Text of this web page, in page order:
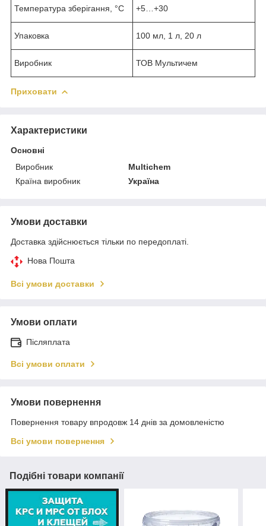
Температура зберігання, °С +5…+30
Упаковка 100 мл, 1 л, 20 л
Виробник ТОВ Мультичем
Приховати
Характеристики
Основні
Виробник
Multichem
Країна виробник
Україна
Умови доставки
Доставка здійснюється тільки по передоплаті.
Нова Пошта
Всі умови доставки
Умови оплати
Післяплата
Всі умови оплати
Умови повернення
Повернення товару впродовж 14 днів за домовленістю
Всі умови повернення
Подібні товари компанії